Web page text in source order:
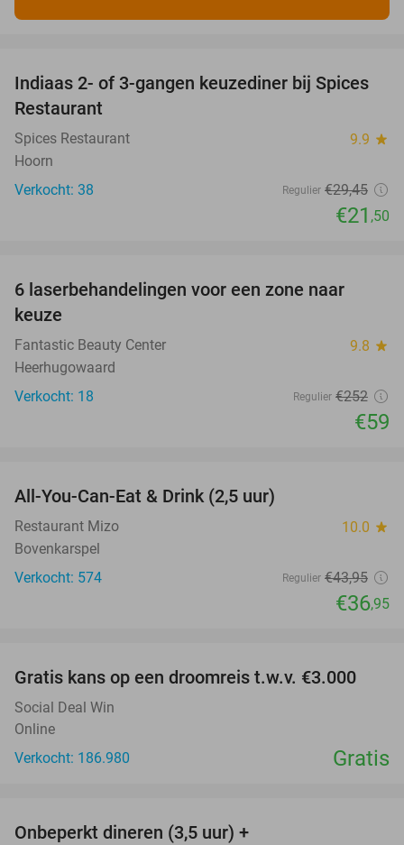
27%
Indiaas 2- of 3-gangen keuzediner bij Spices
Restaurant
Spices Restaurant 9.9 star
Hoorn
Verkocht: 38
Regulier €29,45
€21 ,50
6 laserbehandelingen voor een zone naar
keuze
Fantastic Beauty Center 9.8 star
Heerhugowaard
Verkocht: 18
Regulier €252
€59
All-You-Can-Eat & Drink (2,5 uur)
Restaurant Mizo 10.0 star
Bovenkarspel
Verkocht: 574
Regulier €43,95
€36,95
Gratis kans op een droomreis t.w.v. €3.000
Social Deal Win
Online
Verkocht: 186.980
Gratis
Onbeperkt dineren (3,5 uur) +